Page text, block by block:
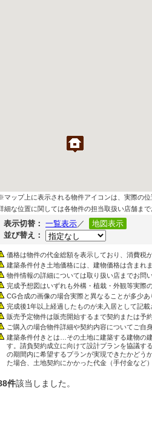
マップ上に表示される物件アイコンは、実際の位
細な位置に関しては各物件の担当取扱い店舗まで
表示切替： 一覧表示／
地図表示
並び替え：
価格は物件の代金総額を表示しており、消費税
建築条件付き土地価格には、建物価格は含まれま
物件情報の詳細については取り扱い店までお問
完成予想図はいずれも外構・植栽・外観等実際
CG合成の画像の場合実際と異なることが多少あ
完成後1年以上経過したものが未入居として記
販売予定物件は販売開始するまで契約または予
ご購入の場合物件詳細や契約内容についてご自
建築条件付きとは…その土地に建築する建物の
す。請負契約成立に向けて設計プランを協議す
の期間内に希望するプランが実現できたかどう
た場合、土地契約にかかった代金（手付金など
件該当しました。